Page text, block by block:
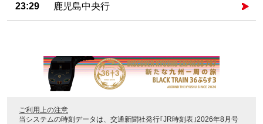
23:29 鹿児島中央行
ご利用上の注意
当システムの時刻データは、 交通新聞社発行｢JR時刻表｣2026年8月号